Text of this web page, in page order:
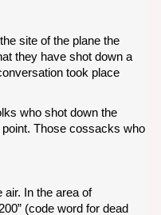
site of the plane the
they have shot down a
took place
who shot down the
Those cossacks who
air. In the area of
(code word for dead